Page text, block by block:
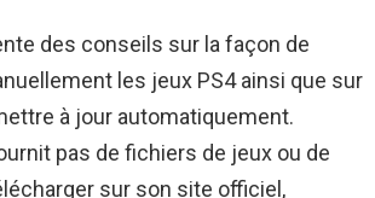
des conseils sur la façon de
les jeux PS4 ainsi que sur
à jour automatiquement.
pas de fichiers de jeux ou de
sur son site officiel,